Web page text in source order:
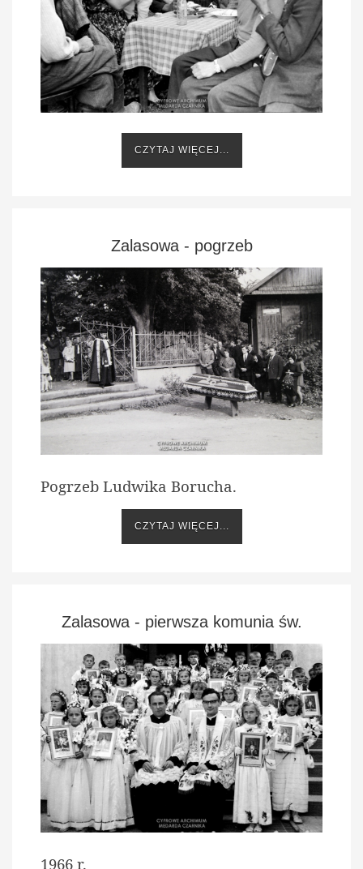
CZYTAJ WIĘCEJ...
Zalasowa - pogrzeb
Pogrzeb Ludwika Borucha.
CZYTAJ WIĘCEJ...
Zalasowa - pierwsza komunia św.
1966 r.